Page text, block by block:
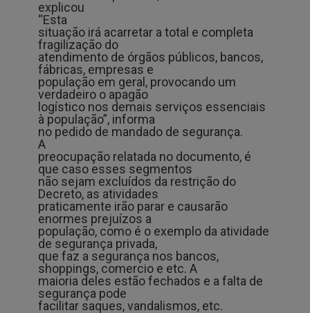
explicou
“Esta
situação irá acarretar a total e completa
fragilização do
atendimento de órgãos públicos, bancos,
fábricas, empresas e
população em geral, provocando um
verdadeiro o apagão
logístico nos demais serviços essenciais
à população”, informa
no pedido de mandado de segurança.
A
preocupação relatada no documento, é
que caso esses segmentos
não sejam excluídos da restrição do
Decreto, as atividades
praticamente irão parar e causarão
enormes prejuízos a
população, como é o exemplo da atividade
de segurança privada,
que faz a segurança nos bancos,
shoppings, comercio e etc. A
maioria deles estão fechados e a falta de
segurança pode
facilitar saques, vandalismos, etc.